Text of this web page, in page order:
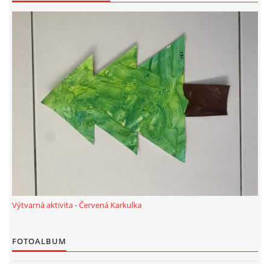
SADA EMOČNÍCH HER PRO DĚTI 3 - 4 ROKY
MERCH
MOJE TVORBA POHÁDEK PRO DĚTI
POHÁDKY NA SPOTIFY
SPONZOŘI
Výtvarná aktivita - Červená Karkulka
FOTOALBUM